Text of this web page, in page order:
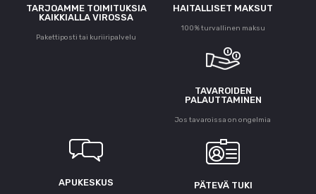
TARJOAMME TOIMITUKSIA
KAIKKIALLA VIROSSA
Pakettiposti tai kuriiripalvelu
HAITALLISET MAKSUT
100% turvallinen maksu
TAVAROIDEN
PALAUTTAMINEN
Jos tavaroissa on ongelmia
APUKESKUS PÄTEVÄ TUKI